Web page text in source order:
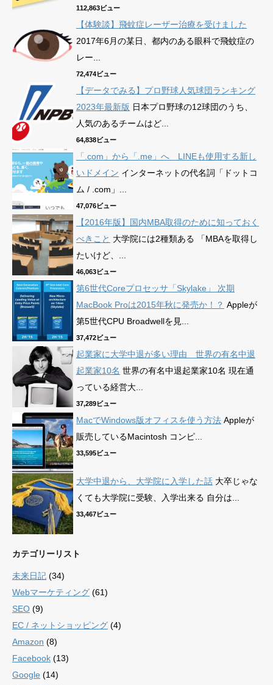
112,863ビュー
【体験談】飛蚊症レーザー治療を受けました
2017年6月の某日、都内のある眼科で飛蚊症の
レー...
72,474ビュー
【データでみる】プロ野球人気球団ランキング
2023年最新版 日本プロ野球の12球団のうち、
人気のあるチームはど...
64,838ビュー
「.com」から「.me」へ LINEも使用する新し
いドメイン インターネットの代名詞「ドットコ
ム / .com」...
47,076ビュー
【2016年版】国内MBA取得のために知っておく
べきこと 大学院には2種類ある 「MBAを取得し
たいけど、...
46,063ビュー
第6世代Coreプロセッサ「Skylake」 次期
MacBook Proは2015年秋に発売か！？ Appleが
第5世代CPU Broadwellを見...
37,472ビュー
起業家に大学中退が多い理由 世界の有名中退
起業家10名 世界の有名中退起業家10名 現在通
っている経営大...
37,289ビュー
MacでWindows版オフィスを使う方法 Appleが
販売しているMacintosh コンピ...
33,595ビュー
大学中退から、大学院に入学した話 大卒じゃな
くても大学院に受験、入学出来る 自分は...
33,467ビュー
カテゴリーリスト
未来日記 (34)
Webマーケティング (61)
SEO (9)
EC / ネットショッピング (4)
Amazon (8)
Facebook (13)
Google (14)